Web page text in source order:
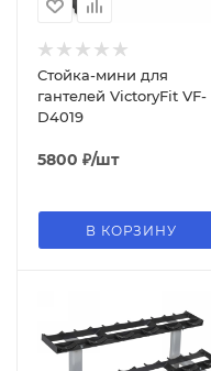
Стойка-мини для
гантелей VictoryFit VF-
D4019
5800 ₽/шт
В КОРЗИНУ